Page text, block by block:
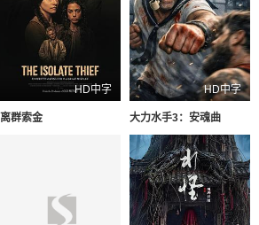
HD中字
离群索金
HD中字
大力水手3：安魂曲